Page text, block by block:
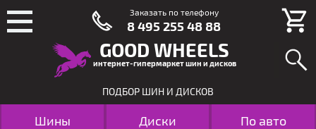
GOOD WHEELS
интернет-гипермаркет шин и дисков
ПОДБОР ШИН И ДИСКОВ
Шины Диски По авто
Заказать по телефону
8 495 255 48 88